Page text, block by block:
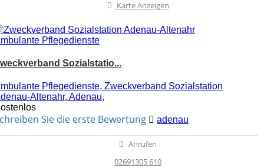
Karte Anzeigen
Pflegedienste
Sozialstatio...
Pflegedienste, Zweckverband Sozialstation
Altenahr, Adenau,
Sie die erste Bewertung adenau
Anrufen
02691305 610